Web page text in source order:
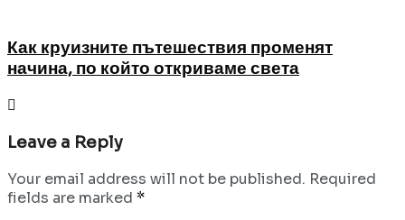
Как круизните пътешествия променят
начина, по който откриваме света
Leave a Reply
Your email address will not be published. Required
fields are marked *